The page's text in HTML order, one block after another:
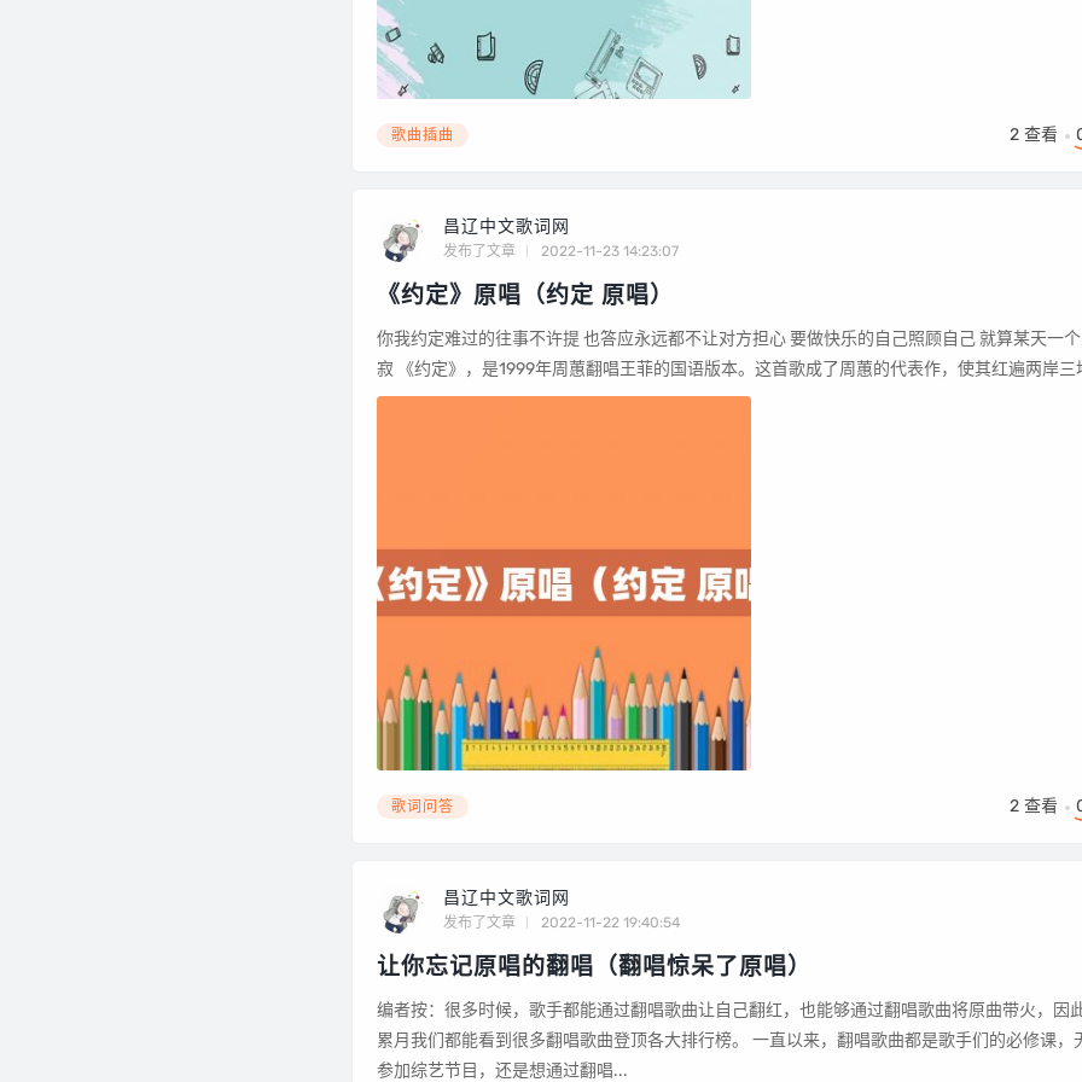
歌曲插曲 2 查看
昌辽中文歌词网
发布了文章 2022-11-23 14:23:07
《约定》原唱（约定 原唱）
你我约定难过的往事不许提 也答应永远都不让对方担心 要做快乐的自己照顾自己 就算某天一个人孤
寂 《约定》，是1999年周蕙翻唱王菲的国语版本。这首歌成了周蕙的代表作，使其红遍两岸三
歌词问答 2 查看
昌辽中文歌词网
发布了文章 2022-11-22 19:40:54
让你忘记原唱的翻唱（翻唱惊呆了原唱）
编者按：很多时候，歌手都能通过翻唱歌曲让自己翻红，也能够通过翻唱歌曲将原曲带火，因
累月我们都能看到很多翻唱歌曲登顶各大排行榜。 一直以来，翻唱歌曲都是歌手们的必修课，无论是
参加综艺节目，还是想通过翻唱...